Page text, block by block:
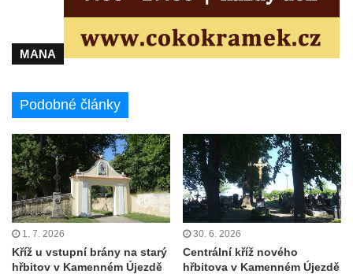
Hammerberský kříž na křižovatce mezi
Kříž Johannese Herlta poblíž domu čp. 428
v Mikulášovicích
Drascheho kříž na zahradě domu čp. 915 v
Mikulášovicích
Hillův kříž u domu čp. 436 v Mikulášovicích
Hampelův kříž západně od dolního nádraží
v Mikulášovicích
Kříž před kostelem svatých Petra a Pavla v
MANA
Podobné články
1. 7. 2026
Kříž u vstupní brány na starý
hřbitov v Kamenném Újezdě
30. 6. 2026
Centrální kříž nového
hřbitova v Kamenném Újezdě